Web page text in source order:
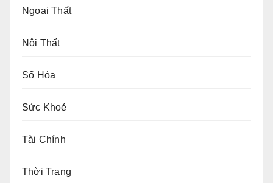
Ngoại Thất
Nội Thất
Số Hóa
Sức Khoẻ
Tài Chính
Thời Trang